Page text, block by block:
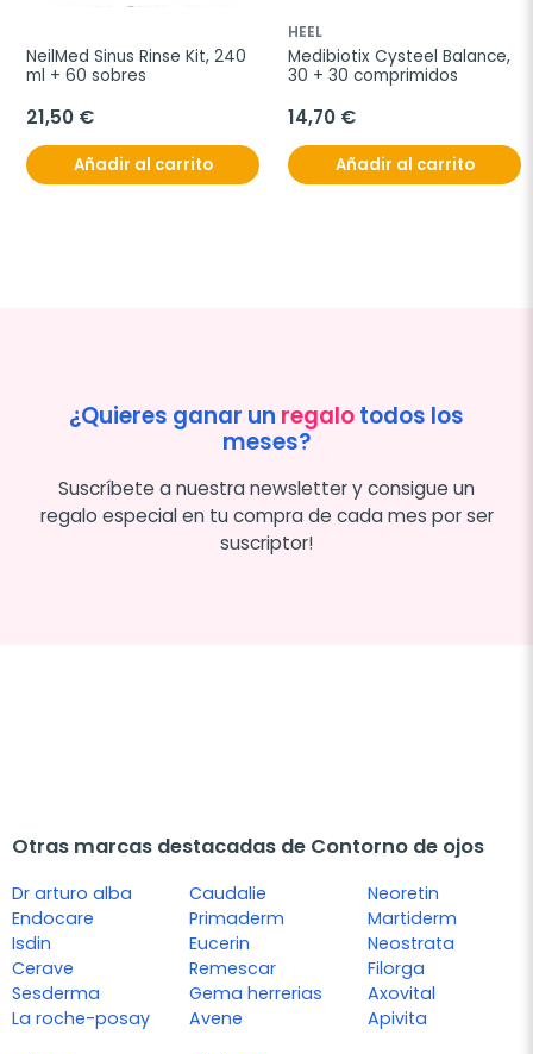
NeilMed Sinus Rinse Kit, 240
ml + 60 sobres
21,50 €
Añadir al carrito
HEEL
Medibiotix Cysteel Balance,
30 + 30 comprimidos
14,70 €
Añadir al carrito
¿Quieres ganar un regalotodos los
meses?
Suscríbete a nuestra newsletter y consigue un
regalo especial en tu compra de cada mes por ser
suscriptor!
Otras marcas destacadas de Contorno de ojos
Dr arturo alba
Endocare
Isdin
Cerave
Sesderma
La roche-posay
Caudalie
Primaderm
Eucerin
Remescar
Gema herrerias
Avene
Neoretin
Martiderm
Neostrata
Filorga
Axovital
Apivita